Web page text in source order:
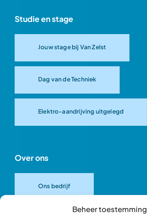
Beheer toestemming
Studie en stage
Jouw stage bij Van Zelst
Dag van de Techniek
Elektro-aandrijving uitgelegd
Over ons
Ons bedrijf